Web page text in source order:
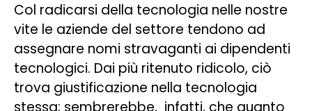
Col radicarsi della tecnologia nelle nostre
vite le aziende del settore tendono ad
assegnare nomi stravaganti ai dipendenti
tecnologici. Dai più ritenuto ridicolo, ciò
trova giustificazione nella tecnologia
stessa; sembrerebbe, infatti, che quanto